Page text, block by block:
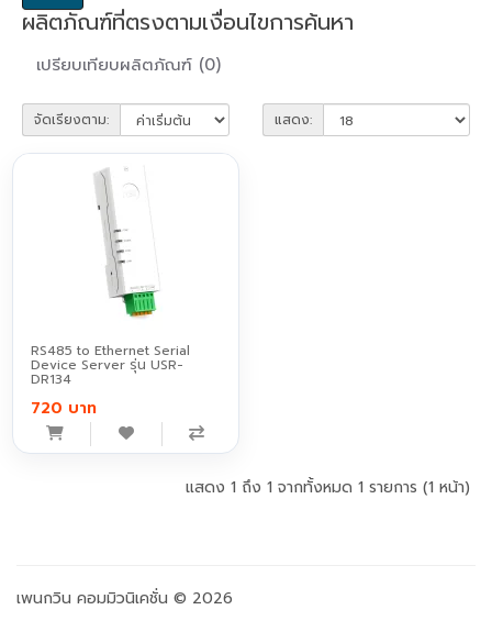
ผลิตภัณฑ์ที่ตรงตามเงื่อนไขการค้นหา
เปรียบเทียบผลิตภัณฑ์ (0)
จัดเรียงตาม: แสดง:
RS485 to Ethernet Serial
Device Server รุ่น USR-
DR134
720 บาท
แสดง 1 ถึง 1 จากทั้งหมด 1 รายการ (1 หน้า)
เพนกวิน คอมมิวนิเคชั่น © 2026